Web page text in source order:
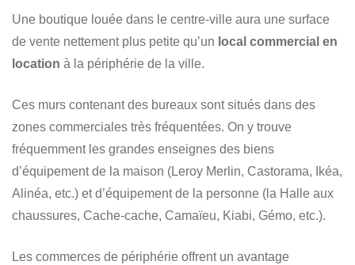
Une boutique louée dans le centre-ville aura une surface
de vente nettement plus petite qu’un local commercial en
location à la périphérie de la ville.
Ces murs contenant des bureaux sont situés dans des
zones commerciales très fréquentées. On y trouve
fréquemment les grandes enseignes des biens
d’équipement de la maison (Leroy Merlin, Castorama, Ikéa,
Alinéa, etc.) et d’équipement de la personne (la Halle aux
chaussures, Cache-cache, Camaïeu, Kiabi, Gémo, etc.).
Les commerces de périphérie offrent un avantage